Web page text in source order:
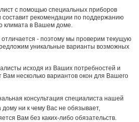
с помощью специальных приборов
составит рекомендации по поддержанию
климата в Вашем доме.
- поэтому мы проверим текущую
уникальные варианты возможных
исходя из Ваших потребностей и
Вам несколько вариантов окон для Вашего
консультация специалиста нашей
дому ни к чему Вас не обязывает,
Вам без каких-либо обязательств.